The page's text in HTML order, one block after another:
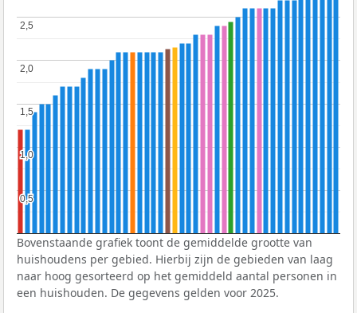
0,5
0,5
1,0
1,0
1,5
1,5
2,0
2,0
2,5
2,5
Bovenstaande grafiek toont de gemiddelde grootte van
huishoudens per gebied. Hierbij zijn de gebieden van laag
naar hoog gesorteerd op het gemiddeld aantal personen in
een huishouden. De gegevens gelden voor 2025.